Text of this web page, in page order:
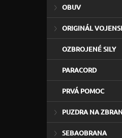
OBUV
ORIGINÁL
OZBROJENÉ SILY
PARACORD
PRVÁ POMOC
PUZDRA NA
SEBAOBRANA